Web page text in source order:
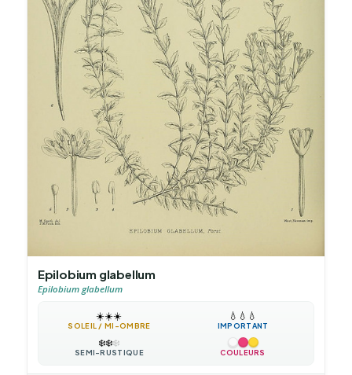
Epilobium glabellum
Epilobium glabellum
☀️☀️☀️
SOLEIL / MI-OMBRE
💧 💧 💧
IMPORTANT
❄️❄️❄️
SEMI-RUSTIQUE COULEURS